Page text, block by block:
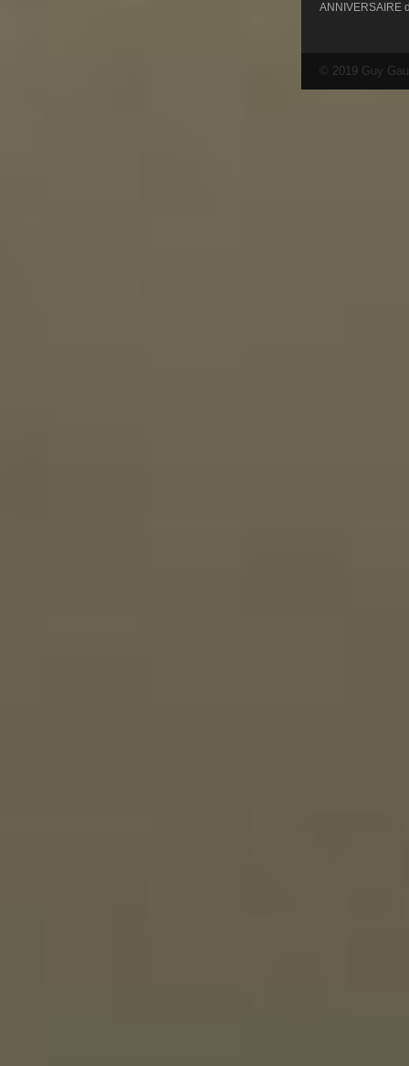
ANNIVERSAIRE
© 2019 Guy